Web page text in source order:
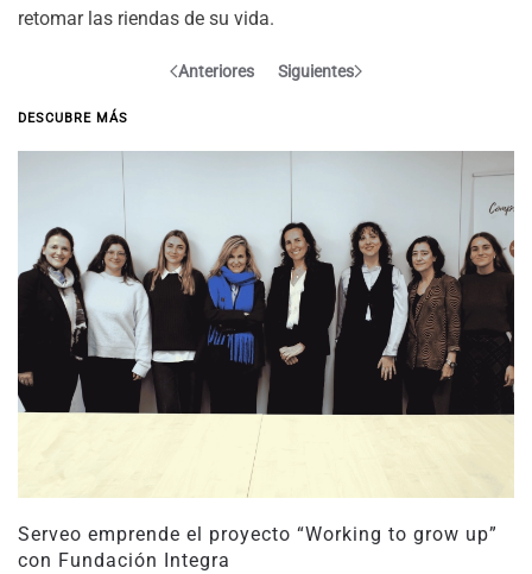
retomar las riendas de su vida.
Anteriores Siguientes
DESCUBRE MÁS
Serveo emprende el proyecto “Working to grow up”
con Fundación Integra